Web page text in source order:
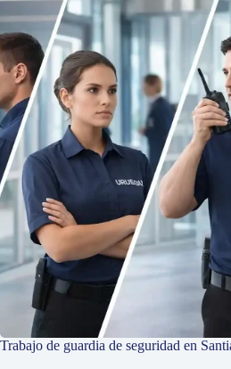
Trabajo de guardia de seguridad en